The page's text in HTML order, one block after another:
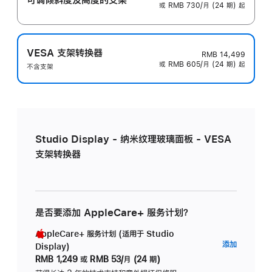
或 RMB 730/月 (24 期) 起
VESA 支架转换器
不含支架
RMB 14,499
或 RMB 605/月 (24 期) 起
Studio Display - 纳米纹理玻璃面板 - VESA
支架转换器
是否要添加 AppleCare+ 服务计划？
AppleCare+ 服务计划 (适用于 Studio
Display)
RMB 1,249 或 RMB 53/月 (24 期)
添加